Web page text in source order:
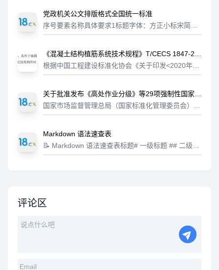
术应用标准》DG...
党政机关公文排版格式全国统一标准
序号要素名称具体要求1标题字体：方正小标宋简
体；字号：二号2正文字体：仿宋_GB2312；字号：
例：一、二、三4二级标题字体：楷体...
《混凝土结构植筋系统技术规程》T/CECS 1847-20
25，划重点了！
根据中国工程建设标准化协会《关于印发<2020年第
二批协会标准制订、修订计划>的通知》（建标协字
司等单位编制的《...
关于批准发布《高处作业分级》等29项强制性国家标
准的公告
国家市场监督管理总局（国家标准化管理委员会）批
准《高处作业分级》等29项强制性国家标准，现予以
会序号标准编号标准名称代替标准号实...
Markdown 语法速查表
📝 Markdown 语法速查表标题# 一级标题 ## 二级标
题 ### 三级标题 #### 四级标题 ##### 五级标题 ##
评论区